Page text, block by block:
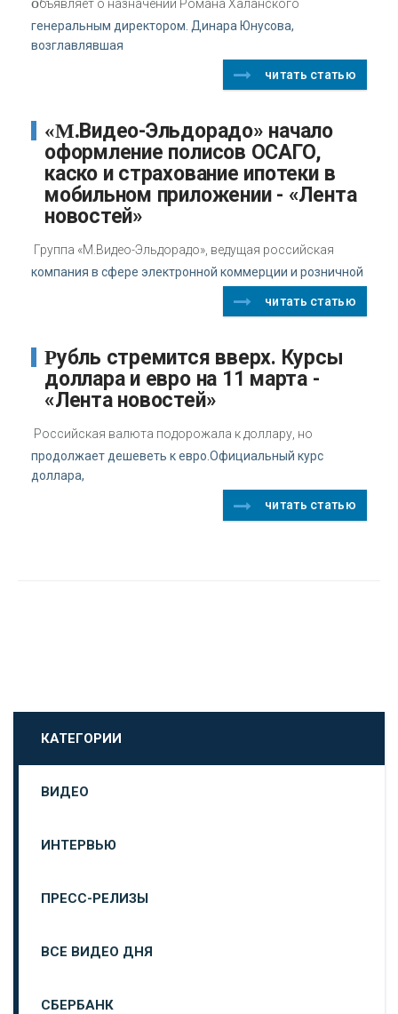
бъявляет о назначении Романа Халанского
генеральным директором. Динара Юнусова,
возглавлявшая
читать статью
«М.Видео-Эльдорадо» начало
оформление полисов ОСАГО,
каско и страхование ипотеки в
мобильном приложении - «Лента
новостей»
Группа «М.Видео-Эльдорадо», ведущая российская
компания в сфере электронной коммерции и розничной
читать статью
Рубль стремится вверх. Курсы
доллара и евро на 11 марта -
«Лента новостей»
Российская валюта подорожала к доллару, но
продолжает дешеветь к евро.Официальный курс
доллара,
читать статью
КАТЕГОРИИ
ВИДЕО
ИНТЕРВЬЮ
ПРЕСС-РЕЛИЗЫ
ВСЕ ВИДЕО ДНЯ
СБЕРБАНК